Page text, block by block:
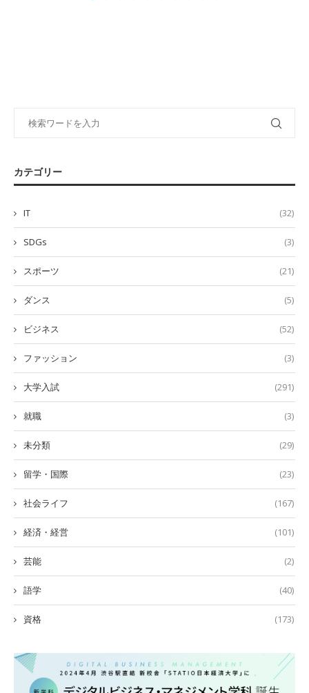
カテゴリー
IT (32)
SDGs (3)
スポーツ (21)
ダンス (5)
ビジネス (52)
ファッション (3)
大学入試 (291)
就職 (3)
未分類 (29)
留学・国際 (23)
社会ライフ (167)
経済・経営 (101)
芸能 (2)
語学 (40)
資格 (173)